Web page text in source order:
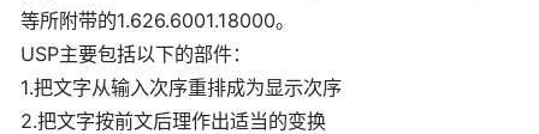
等所附带的1.626.6001.18000。
USP主要包括以下的部件：
1.把文字从输入次序重排成为显示次序
2.把文字按前文后理作出适当的变换